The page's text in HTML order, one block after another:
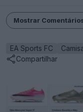
Mostrar
EA Sports FC
Compartilhar